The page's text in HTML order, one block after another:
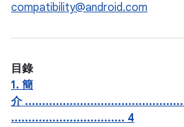
compatibility@android.com
目錄
1. 簡
介
................................. 4